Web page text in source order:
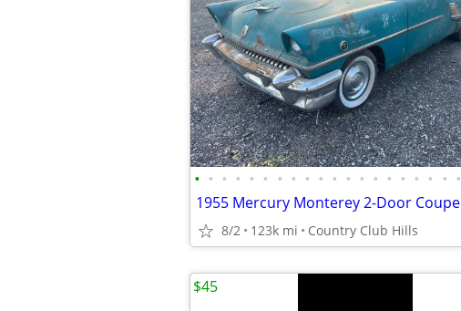
• • • • • • • • • • • • • • • • • • • •
1955 Mercury Monterey 2-Door Coupe
8/2 123k mi Country Club Hills
$45